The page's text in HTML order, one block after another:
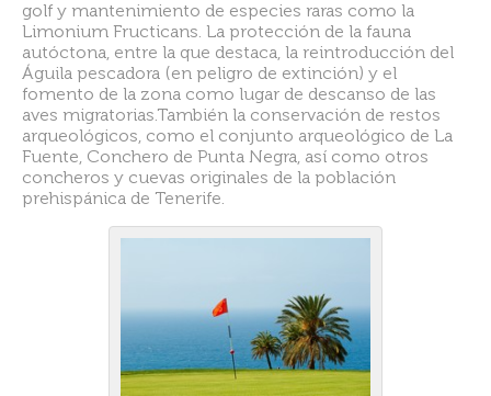
golf y mantenimiento de especies raras como la
Limonium Fructicans. La protección de la fauna
autóctona, entre la que destaca, la reintroducción del
Águila pescadora (en peligro de extinción) y el
fomento de la zona como lugar de descanso de las
aves migratorias.También la conservación de restos
arqueológicos, como el conjunto arqueológico de La
Fuente, Conchero de Punta Negra, así como otros
concheros y cuevas originales de la población
prehispánica de Tenerife.